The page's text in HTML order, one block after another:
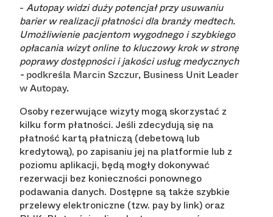
- Autopay widzi duży potencjał przy usuwaniu
barier w realizacji płatności dla branży medtech.
Umożliwienie pacjentom wygodnego i szybkiego
opłacania wizyt online to kluczowy krok w stronę
poprawy dostępności i jakości usług medycznych
- podkreśla Marcin Szczur, Business Unit Leader
w Autopay.
Osoby rezerwujące wizyty mogą skorzystać z
kilku form płatności. Jeśli zdecydują się na
płatność kartą płatniczą (debetową lub
kredytową), po zapisaniu jej na platformie lub z
poziomu aplikacji, będą mogły dokonywać
rezerwacji bez konieczności ponownego
podawania danych. Dostępne są także szybkie
przelewy elektroniczne (tzw. pay by link) oraz